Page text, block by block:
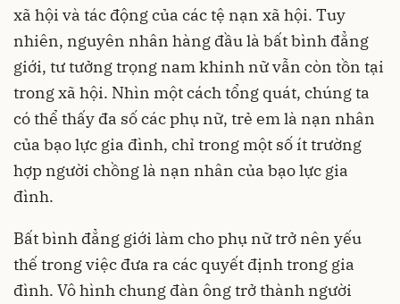
xã hội và tác động của các tệ nạn xã hội. Tuy
nhiên, nguyên nhân hàng đầu là bất bình đẳng
giới, tư tưởng trọng nam khinh nữ vẫn còn tồn tại
trong xã hội. Nhìn một cách tổng quát, chúng ta
có thể thấy đa số các phụ nữ, trẻ em là nạn nhân
của bạo lực gia đình, chỉ trong một số ít trường
hợp người chồng là nạn nhân của bạo lực gia
đình.
Bất bình đẳng giới làm cho phụ nữ trở nên yếu
thế trong việc đưa ra các quyết định trong gia
đình. Vô hình chung đàn ông trở thành người